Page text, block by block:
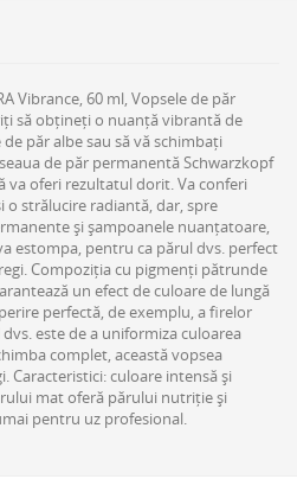
Vibrance, 60 ml, Vopsele de păr
să obțineți o nuanță vibrantă de
păr albe sau să vă schimbați
de păr permanentă Schwarzkopf
va oferi rezultatul dorit. Va conferi
o strălucire radiantă, dar, spre
și șampoanele nuanțatoare,
estompa, pentru ca părul dvs. perfect
Compoziția cu pigmenți pătrunde
un efect de culoare de lungă
perfectă, de exemplu, a firelor
este de a uniformiza culoarea
complet, această vopsea
Caracteristici: culoare intensă și
mat oferă părului nutriție și
pentru uz profesional.